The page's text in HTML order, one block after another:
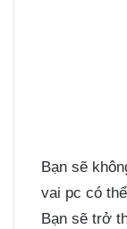
Bạn sẽ
vai pc có
Bạn sẽ trở